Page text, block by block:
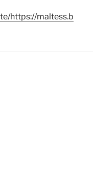
https://maltess.b